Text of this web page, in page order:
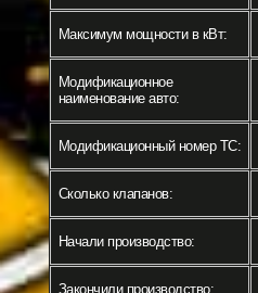
Максимум мощности в кВт:
Модификационное
наименование авто:
Модификационный номер ТС:
Сколько клапанов:
Начали производство:
Закончили производство: